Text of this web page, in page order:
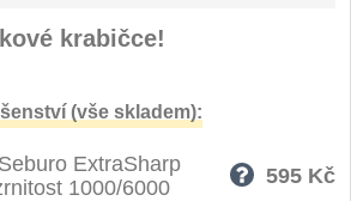
krabičce!
(vše skladem):
ExtraSharp
1000/6000
595 Kč